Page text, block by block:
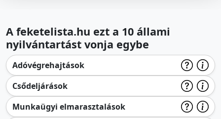
A feketelista.hu ezt a 10 állami
nyilvántartást vonja egybe
Adóvégrehajtások
Csődeljárások
Munkaügyi elmarasztalások